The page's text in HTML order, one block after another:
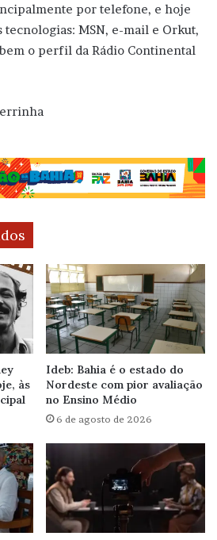
por telefone, e hoje
tecnologias: MSN, e-mail e Orkut,
o perfil da Rádio Continental
às
Ideb: Bahia é o estado do
Nordeste com pior avaliação
no Ensino Médio
6 de agosto de 2026